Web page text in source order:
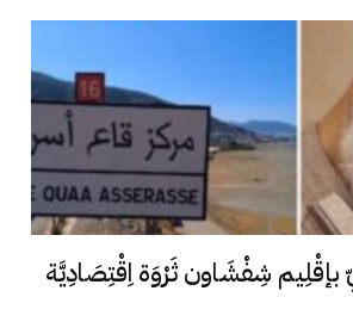
بإقْلِيم شِفْشَاون ثَرْوَة اِقْتِصَادِيَّة